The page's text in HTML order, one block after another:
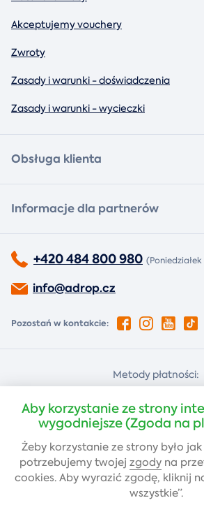
Akceptujemy vouchery
Zwroty
Zasady i warunki - doświadczenia
Zasady i warunki - wycieczki
Obsługa klienta
Informacje dla partnerów
+420 484 800 980
info@adrop.cz
Pozostań w kontakcie:
Metody płatności:
Za pobraniem
Przelew bankowy
Aby korzystanie ze strony
wygodniejsze (Zgoda na
Żeby korzystanie ze strony było
potrzebujemy twojej zgody na
cookies. Aby wyrazić zgodę, kliknij
wszystkie”.